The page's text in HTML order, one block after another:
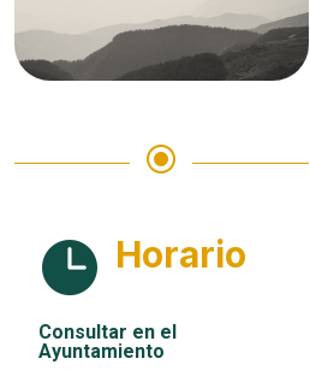
\
 Horario
Consultar en el
Ayuntamiento